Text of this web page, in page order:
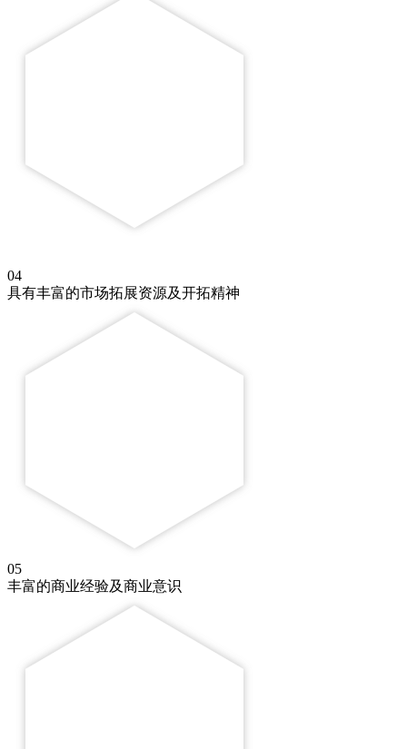
04
具有丰富的市场拓展资源及开拓精神
05
丰富的商业经验及商业意识